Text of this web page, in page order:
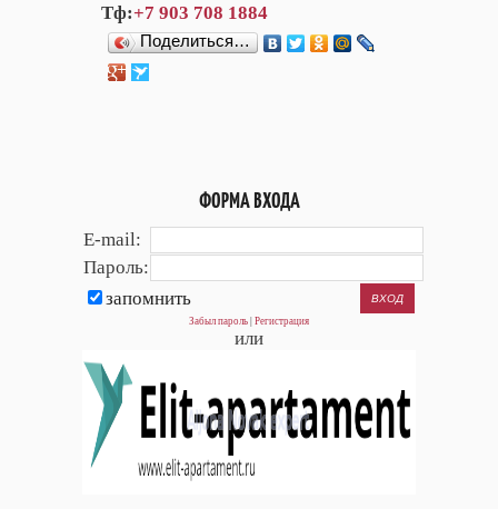
Тф:+7 903 708 1884
Поделиться…
ФОРМА ВХОДА
E-mail:
Пароль:
запомнить
Забыл пароль Регистрация
или